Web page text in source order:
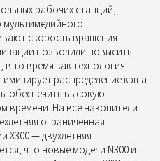
рабочих станций,
скорость вращения
позволили повысить
то время как технология
распределение кэша
обеспечить высокую
времени. На все накопители
ограниченная
X300 — двухлетняя
что новые модели N300 и